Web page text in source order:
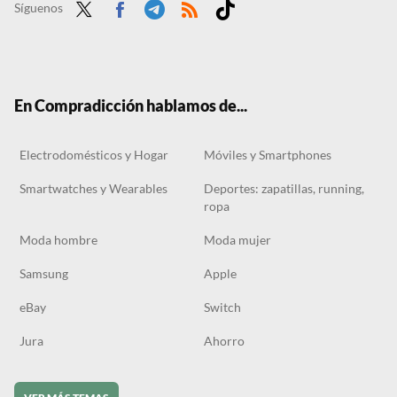
Síguenos
En Compradicción hablamos de...
Electrodomésticos y Hogar Móviles y Smartphones
Smartwatches y Wearables
Deportes: zapatillas, running,
ropa
Moda hombre Moda mujer
Samsung Apple
eBay Switch
Jura Ahorro